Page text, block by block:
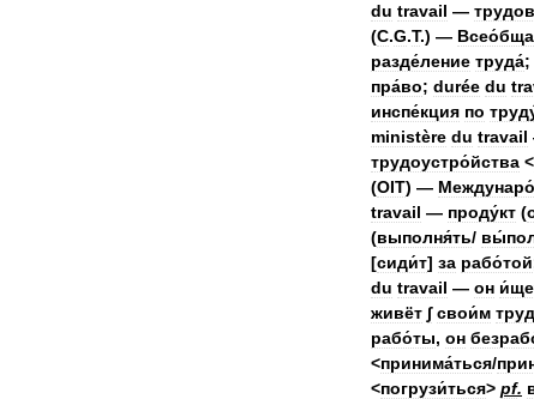
du travail —
(C.G.T.) —
разде́ление труда́;
пра́во; durée du
инспе́кция по
ministère du travail
трудоустро́йства <
(OIT) —
travail — проду́кт (
(выполня́ть/
[сиди́т] за рабо́той
du travail — он
живёт ∫ свои́м
рабо́ты, он
<принима́ться/
<погрузи́ться> pf.